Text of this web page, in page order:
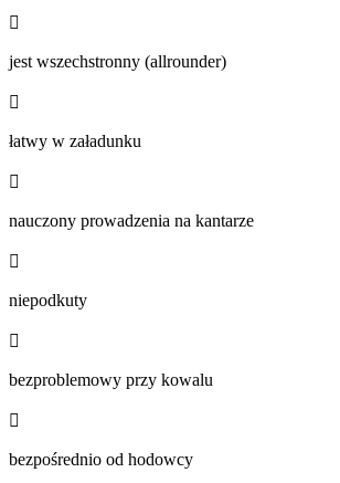

jest wszechstronny (allrounder)

łatwy w załadunku

nauczony prowadzenia na kantarze

niepodkuty

bezproblemowy przy kowalu

bezpośrednio od hodowcy